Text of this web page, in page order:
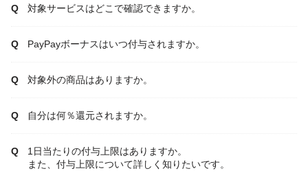
対象サービスはどこで確認できますか。
PayPayボーナスはいつ付与されますか。
対象外の商品はありますか。
自分は何％還元されますか。
1日当たりの付与上限はありますか。
また、付与上限について詳しく知りたいです。